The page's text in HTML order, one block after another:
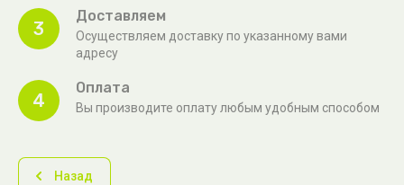
3
Доставляем
Осуществляем доставку по указанному вами
адресу
4
Оплата
Вы производите оплату любым удобным способом
Назад